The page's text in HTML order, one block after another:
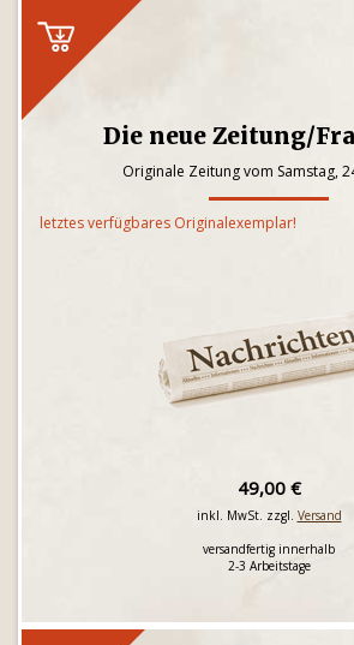
Die neue Zeitung/
Originale Zeitung vom Samstag,
letztes verfügbares Originalexemplar!
49,00 €
inkl. MwSt. zzgl. Versand
versandfertig innerhalb
2-3 Arbeitstage